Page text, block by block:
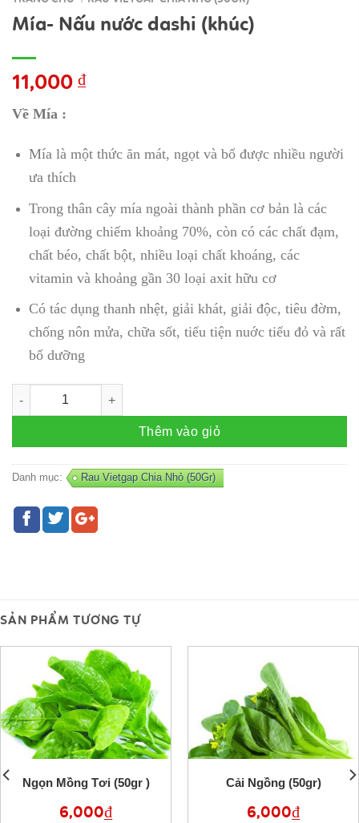
Mía- Nấu nước dashi (khúc)
11,000 ₫
Về Mía :
Mía là một thức ăn mát, ngọt và bổ được nhiều người
ưa thích
Trong thân cây mía ngoài thành phần cơ bản là các
loại đường chiếm khoảng 70%, còn có các chất đạm,
chất béo, chất bột, nhiều loại chất khoáng, các
vitamin và khoảng gần 30 loại axit hữu cơ
Có tác dụng thanh nhệt, giải khát, giải độc, tiêu đờm,
chống nôn mửa, chữa sốt, tiểu tiện nuớc tiểu đỏ và rất
bổ dưỡng
Mía- Nấu nước dashi (khúc) số lượng
Thêm vào giỏ
Danh mục: Rau Vietgap Chia Nhỏ (50Gr)
SẢN PHẨM TƯƠNG TỰ
Ngọn Mồng Tơi (50gr )
6,000₫
Cải Ngồng (50gr)
6,000₫